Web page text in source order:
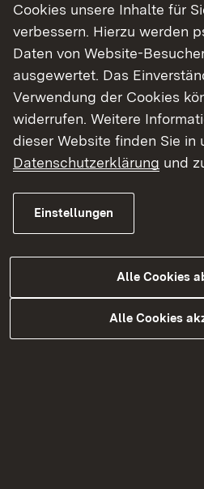
„Der Ravensburger
Zerstörungen durch größere
den Dreißigjährigen Krieg
und so blieben große Teile
erhalten. Wie umfangreich
Bausubstanz und die
Befunde sind, verdeutlichen
Archäologischen
Claus Wolf bei der
Waaghaus.
Oberbürgermeister Dr.
Ravensburg hat man schon
historischen
versucht, sie für die
Cookies unsere Inhalte für
verbessern. Hierzu werden
Daten von Website-
ausgewertet. Das
Verwendung der Cookies
widerrufen. Weitere
dieser Website finden Sie in
Datenschutzerklärung und
Einstellungen
Alle Cookies
Alle Cookies